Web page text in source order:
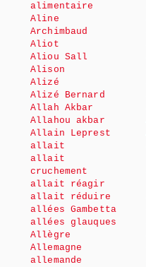
alimentaire
Aline
Archimbaud
Aliot
Aliou Sall
Alison
Alizé
Alizé Bernard
Allah Akbar
Allahou akbar
Allain Leprest
allait
allait
cruchement
allait réagir
allait réduire
allées Gambetta
allées glauques
Allègre
Allemagne
allemande